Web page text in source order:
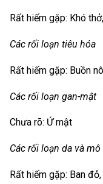
Rất hiếm gặp: Khó
Các rối loạn tiêu hóa
Rất hiếm gặp: Buồn
Các rối loạn gan-mật
Chưa rõ: Ứ mật
Các rối loạn da và
Rất hiếm gặp: Ban